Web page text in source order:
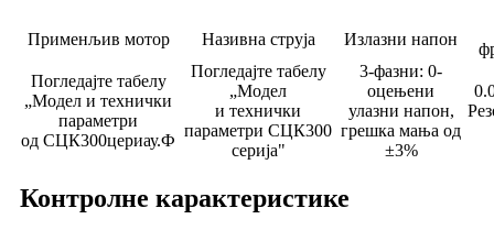
Применљив мотор Називна струја Излазни напон
Погледајте табелу
„Модел и технички
параметри
од СЦК300цериау.Ф
Погледајте табелу
„Модел
и технички
параметри СЦК300
серија"
3-фазни: 0-
оцењени
улазни напон,
грешка мања од
±3%
Контролне карактеристике